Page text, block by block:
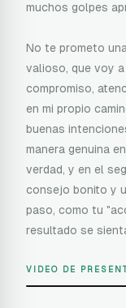
muchos golpes
No te prometo
valioso, que voy
compromiso,
en mi propio
buenas
manera genuina
verdad, y en el
consejo bonito y
paso, como tu
resultado se
VIDEO DE